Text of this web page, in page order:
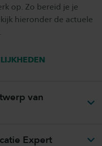
op. Zo bereid je je
hieronder de actuele
van
Expert